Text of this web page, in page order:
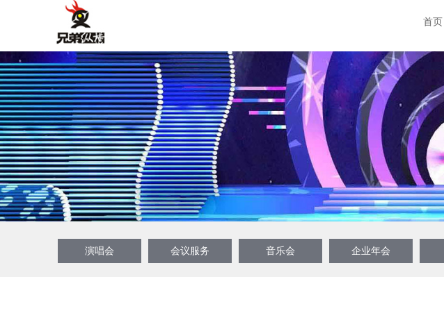
首页
演唱会 会议服务 音乐会 企业年会